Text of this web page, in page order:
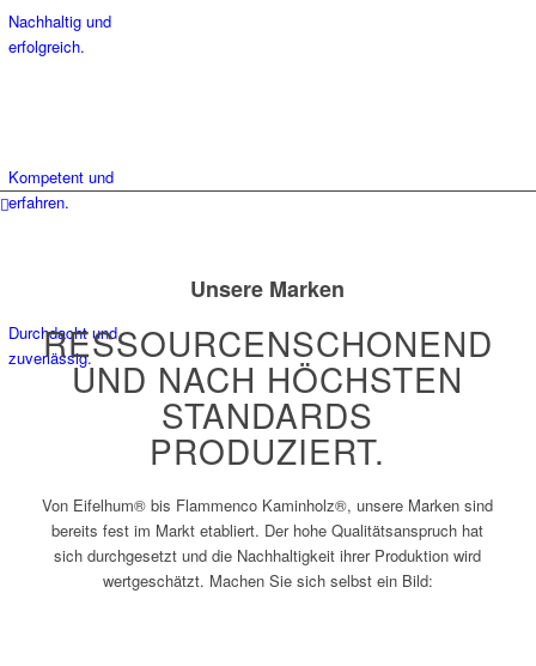
Nachhaltig und
erfolgreich.
Kompetent und
erfahren.
Durchdacht und
zuverlässig.
Unsere Marken
RESSOURCENSCHONEND
UND NACH HÖCHSTEN
STANDARDS
PRODUZIERT.
Von Eifelhum® bis Flammenco Kaminholz®, unsere Marken sind
bereits fest im Markt etabliert. Der hohe Qualitätsanspruch hat
sich durchgesetzt und die Nachhaltigkeit ihrer Produktion wird
wertgeschätzt. Machen Sie sich selbst ein Bild: